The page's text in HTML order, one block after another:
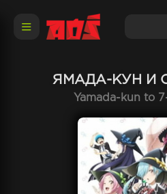
ЯМАДА-КУН И
Yamada-kun to